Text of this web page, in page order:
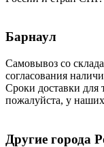
Барнаул
Самовывоз со
согласования
Сроки доставки для
пожалуйста, у
Другие города